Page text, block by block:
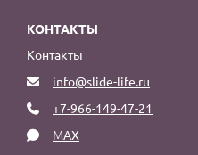
КОНТАКТЫ
Контакты
info@slide-life.ru
+7-966-149-47-21
MAX